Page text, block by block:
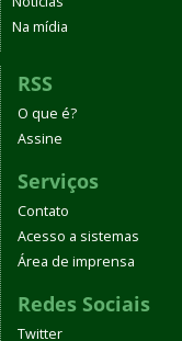
Na mídia
RSS
O que é?
Assine
Serviços
Contato
Acesso a sistemas
Área de imprensa
Redes Sociais
Twitter